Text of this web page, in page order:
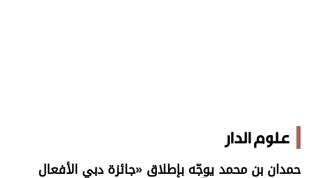
علوم الدار
حمدان بن محمد يوجّه بإطلاق «جائزة دبي الأفعال